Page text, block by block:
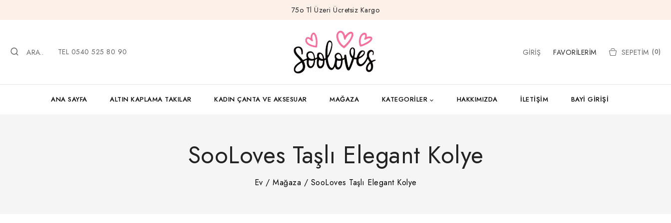
75o Tl Üzeri Ücretsiz Kargo
ARA.. TEL 0540 525 80 90 GIRIŞ FAVORILERIM SEPETIM (0)
ANA SAYFA ALTIN KAPLAMA TAKILAR KADIN ÇANTA VE AKSESUAR MAĞAZA KATEGORILER HAKKIMIZDA İLETIŞIM BAYI GIRIŞI
SooLoves Taşlı Elegant Kolye
Ev / Mağaza / SooLoves Taşlı Elegant Kolye